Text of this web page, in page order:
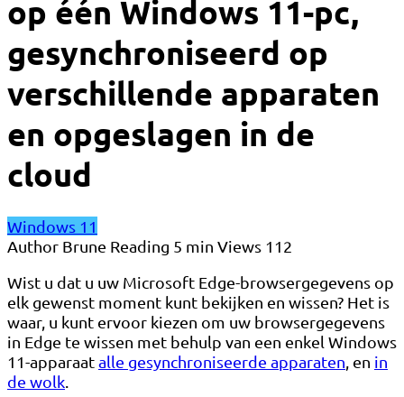
op één Windows 11-pc,
gesynchroniseerd op
verschillende apparaten
en opgeslagen in de
cloud
Windows 11
Author Brune Reading 5 min Views 112
Wist u dat u uw Microsoft Edge-browsergegevens op
elk gewenst moment kunt bekijken en wissen? Het is
waar, u kunt ervoor kiezen om uw browsergegevens
in Edge te wissen met behulp van een enkel Windows
11-apparaatalle gesynchroniseerde apparaten, en in
de wolk.